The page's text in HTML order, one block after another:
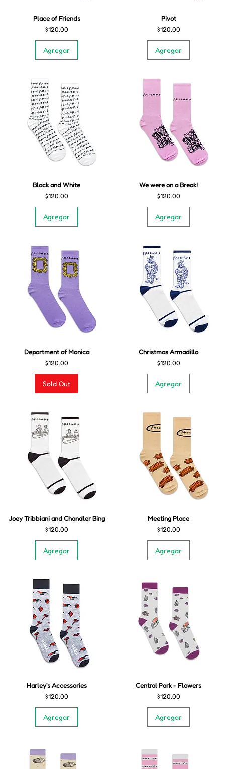
Place of Friends
Precio
$120.00
Agregar
Pivot
Precio
$120.00
Agregar
Black and White
Precio
$120.00
Agregar
We were on a Break!
Precio
$120.00
Agregar
Department of Monica
Precio
$120.00
Sold Out
Christmas Armadillo
Precio
$120.00
Agregar
Joey Tribbiani and Chandler Bing
Precio
$120.00
Agregar
Meeting Place
Precio
$120.00
Agregar
Harley's Accessories
Precio
$120.00
Agregar
Central Park - Flowers
Precio
$120.00
Agregar